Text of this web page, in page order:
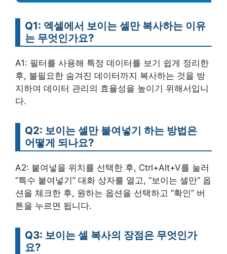
Q1: 엑셀에서 보이는 셀만 복사하는 이유
는 무엇인가요?
A1: 필터를 사용해 특정 데이터를 보기 쉽게 정리한
후, 불필요한 숨겨진 데이터까지 복사하는 것을 방
지하여 데이터 관리의 효율성을 높이기 위해서입니
다.
Q2: 보이는 셀만 붙여넣기 하는 방법은
어떻게 되나요?
A2: 붙여넣을 위치를 선택한 후, Ctrl+Alt+V를 눌러
“특수 붙여넣기” 대화 상자를 열고, “보이는 셀만” 옵
션을 체크한 후, 원하는 옵션을 선택하고 “확인” 버
튼을 누르면 됩니다.
Q3: 보이는 셀 복사의 장점은 무엇인가
요?